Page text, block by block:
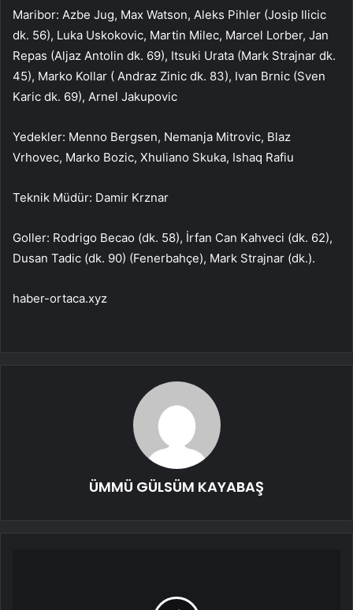
Maribor: Azbe Jug, Max Watson, Aleks Pihler (Josip Ilicic
dk. 56), Luka Uskokovic, Martin Milec, Marcel Lorber, Jan
Repas (Aljaz Antolin dk. 69), Itsuki Urata (Mark Strajnar dk.
45), Marko Kollar ( Andraz Zinic dk. 83), Ivan Brnic (Sven
Karic dk. 69), Arnel Jakupovic
Yedekler: Menno Bergsen, Nemanja Mitrovic, Blaz
Vrhovec, Marko Bozic, Xhuliano Skuka, Ishaq Rafiu
Teknik Müdür: Damir Krznar
Goller: Rodrigo Becao (dk. 58), İrfan Can Kahveci (dk. 62),
Dusan Tadic (dk. 90) (Fenerbahçe), Mark Strajnar (dk.).
haber-ortaca.xyz
ÜMMÜ GÜLSÜM KAYABAŞ